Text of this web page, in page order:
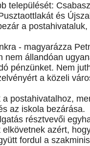
települését:
és
a
- magyarázza
nem állandóan
pénzünket. Nem
a közeli
postahivatalhoz,
az iskola bezárása.
résztvevői
azért,
fordul a